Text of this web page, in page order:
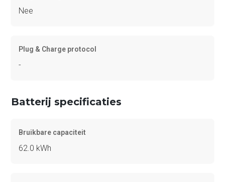
Nee
Plug & Charge protocol
-
Batterij specificaties
Bruikbare capaciteit
62.0 kWh